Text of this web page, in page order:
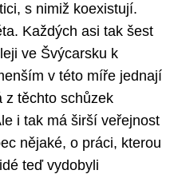
s nimiž koexistují.
Každých asi tak šest
ve Švýcarsku k
v této míře jednají
z těchto schůzek
i tak má širší veřejnost
nějaké, o práci, kterou
teď vydobyli